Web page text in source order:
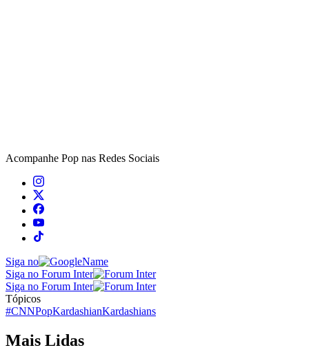
Acompanhe Pop nas Redes Sociais
Siga no
Siga no Forum Inter
Siga no Forum Inter
Tópicos
#CNNPopKardashianKardashians
Mais Lidas